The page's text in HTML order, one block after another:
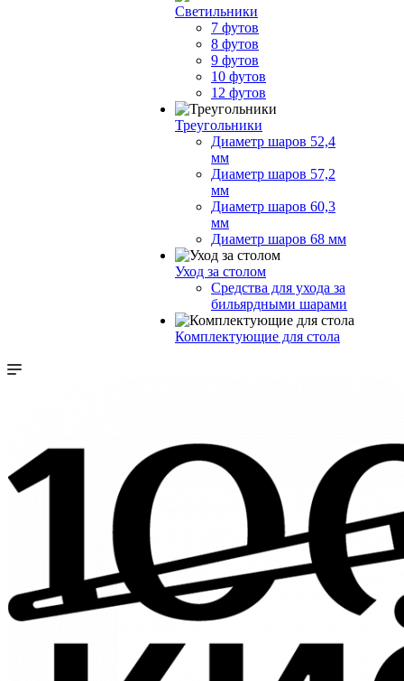
Светильники
7 футов
8 футов
9 футов
10 футов
12 футов
Треугольники
Диаметр шаров 52,4
мм
Диаметр шаров 57,2
мм
Диаметр шаров 60,3
мм
Диаметр шаров 68 мм
Уход за столом
Средства для ухода за
бильярдными шарами
Комплектующие для стола